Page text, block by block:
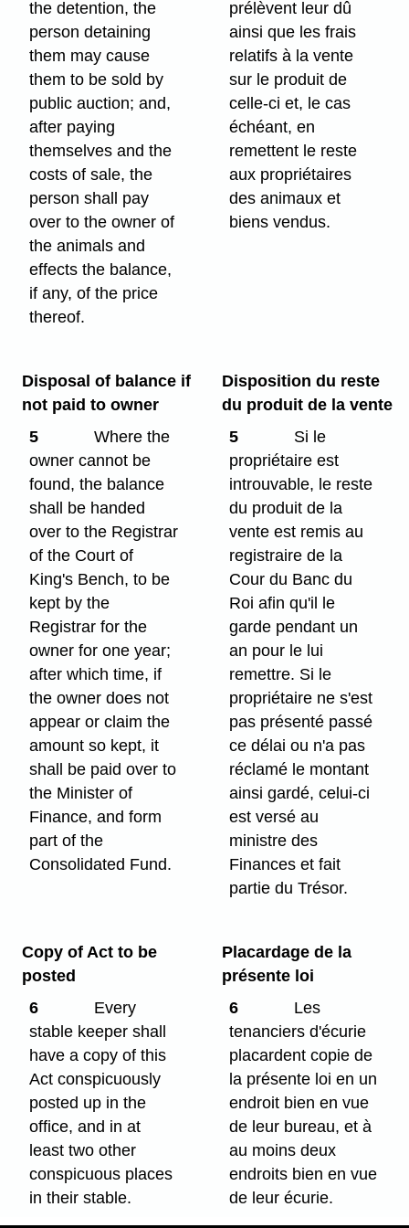
the detention, the
person detaining
them may cause
them to be sold by
public auction; and,
after paying
themselves and the
costs of sale, the
person shall pay
over to the owner of
the animals and
effects the balance,
if any, of the price
thereof.
prélèvent leur dû
ainsi que les frais
relatifs à la vente
sur le produit de
celle-ci et, le cas
échéant, en
remettent le reste
aux propriétaires
des animaux et
biens vendus.
Disposal of balance if
not paid to owner
5
Where the
owner cannot be
found, the balance
shall be handed
over to the Registrar
of the Court of
King's Bench, to be
kept by the
Registrar for the
owner for one year;
after which time, if
the owner does not
appear or claim the
amount so kept, it
shall be paid over to
the Minister of
Finance, and form
part of the
Consolidated Fund.
Disposition du reste
du produit de la vente
5
Si le
propriétaire est
introuvable, le reste
du produit de la
vente est remis au
registraire de la
Cour du Banc du
Roi afin qu'il le
garde pendant un
an pour le lui
remettre. Si le
propriétaire ne s'est
pas présenté passé
ce délai ou n'a pas
réclamé le montant
ainsi gardé, celui-ci
est versé au
ministre des
Finances et fait
partie du Trésor.
Copy of Act to be
posted
6
Every
stable keeper shall
have a copy of this
Act conspicuously
posted up in the
office, and in at
least two other
conspicuous places
in their stable.
Placardage de la
présente loi
6
Les
tenanciers d'écurie
placardent copie de
la présente loi en un
endroit bien en vue
de leur bureau, et à
au moins deux
endroits bien en vue
de leur écurie.